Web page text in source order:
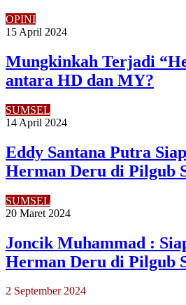
OPINI
15 April 2024
Mungkinkah Terjadi
antara HD dan MY?
SUMSEL
14 April 2024
Eddy Santana Putra
Herman Deru di Pilgub
SUMSEL
20 Maret 2024
Joncik Muhammad :
Herman Deru di Pilgub
2 September 2024